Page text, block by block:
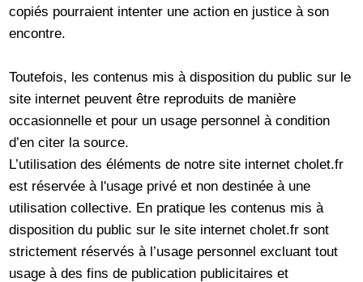
copiés pourraient intenter une action en justice à son
encontre.
Toutefois, les contenus mis à disposition du public sur le
site internet peuvent être reproduits de manière
occasionnelle et pour un usage personnel à condition
d’en citer la source.
L’utilisation des éléments de notre site internet cholet.fr
est réservée à l'usage privé et non destinée à une
utilisation collective. En pratique les contenus mis à
disposition du public sur le site internet cholet.fr sont
strictement réservés à l’usage personnel excluant tout
usage à des fins de publication publicitaires et